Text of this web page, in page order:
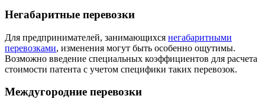
Негабаритные перевозки
Для предпринимателей, занимающихся негабаритными
перевозками, изменения могут быть особенно ощутимы.
Возможно введение специальных коэффициентов для расчета
стоимости патента с учетом специфики таких перевозок.
Междугородние перевозки